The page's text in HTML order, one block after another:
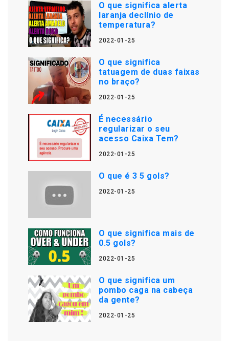
O que significa alerta
laranja declínio de
temperatura?
2022-01-25
O que significa
tatuagem de duas faixas
no braço?
2022-01-25
É necessário
regularizar o seu
acesso Caixa Tem?
2022-01-25
O que é 3 5 gols?
2022-01-25
O que significa mais de
0.5 gols?
2022-01-25
O que significa um
pombo caga na cabeça
da gente?
2022-01-25